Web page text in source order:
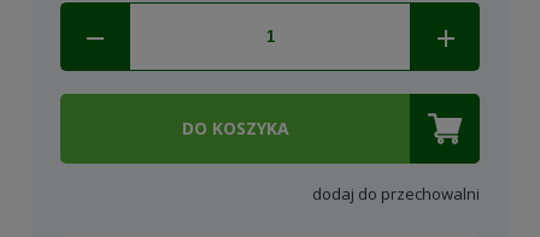
DO KOSZYKA
dodaj do przechowalni